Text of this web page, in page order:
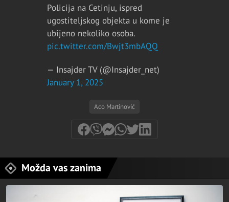
Policija na Cetinju, ispred
ugostiteljskog objekta u kome je
ubijeno nekoliko osoba.
pic.twitter.com/Bwjt3mbAQQ
— Insajder TV (@Insajder_net)
January 1, 2025
Aco Martinović
Možda vas zanima